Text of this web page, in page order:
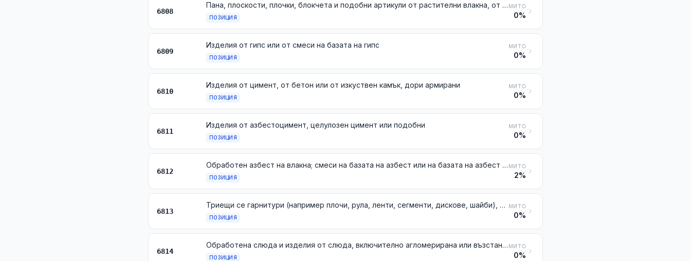
6808
Пана, плоскости, плочки, блокчета и подобни артикули от растителни влакна, от слама или от трици, трески, частици, стърготини или други отпадъци от дърво, агломерирани с цимент, с гипс или с други минерални свързващи вещества
ПОЗИЦИЯ
МИТО
0%
6809
Изделия от гипс или от смеси на базата на гипс
ПОЗИЦИЯ
МИТО
0%
6810
Изделия от цимент, от бетон или от изкуствен камък, дори армирани
ПОЗИЦИЯ
МИТО
0%
6811
Изделия от азбестоцимент, целулозен цимент или подобни
ПОЗИЦИЯ
МИТО
0%
6812
Обработен азбест на влакна; смеси на базата на азбест или на базата на азбест и на магнезиев карбонат; изделия от тези смеси или от азбест (прежди, конци, тъкани, облекла, шапки, обувки, уплътнения), дори армирани, различни от тези в № 6811 или 6813
ПОЗИЦИЯ
МИТО
2%
6813
Триещи се гарнитури (например плочи, рула, ленти, сегменти, дискове, шайби), немонтирани, за спирачки, за съединители или за всякакви триещи се части, на базата на азбест, други минерални вещества или целулоза, дори комбинирани с текстил или други материали
ПОЗИЦИЯ
МИТО
0%
6814
Обработена слюда и изделия от слюда, включително агломерирана или възстановена слюда, дори върху подложка от хартия, от картон или от други материали
ПОЗИЦИЯ
МИТО
0%